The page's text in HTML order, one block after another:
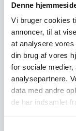
Denne
Vi bruger cookies
annoncer, til at
at analysere
din brug af vores
for sociale medier,
analysepartnere.
data med andre
de har indsamlet
var:
aktuelle
pris
er:
1.998,00 DKK.
Vi prismatcher